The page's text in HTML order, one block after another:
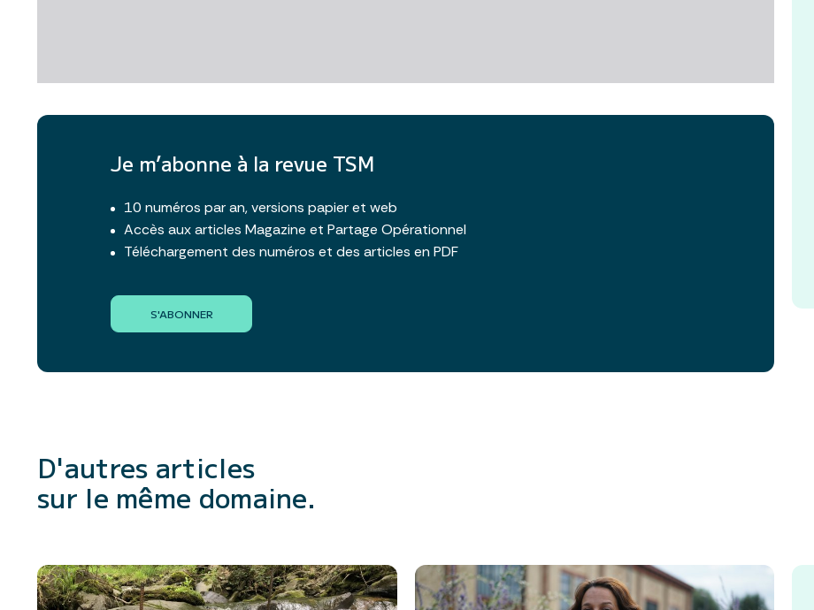
Je m’abonne à la revue TSM
10 numéros par an, versions papier et web
Accès aux articles Magazine et Partage Opérationnel
Téléchargement des numéros et des articles en PDF
S'ABONNER
D'autres articles
sur le même domaine.